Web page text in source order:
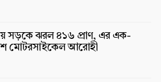
সড়কে ঝরল ৪১৬ প্রাণ, এর এক-
মোটরসাইকেল আরোহী